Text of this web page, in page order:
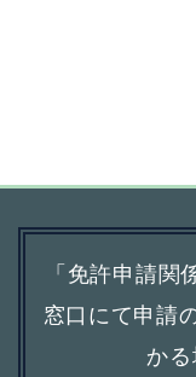
「免許申請関
窓口にて申請
かる